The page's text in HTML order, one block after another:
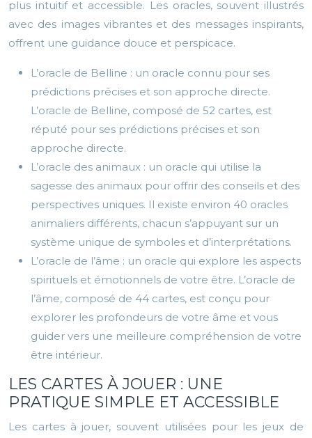
plus intuitif et accessible. Les oracles, souvent illustrés
avec des images vibrantes et des messages inspirants,
offrent une guidance douce et perspicace.
L’oracle de Belline : un oracle connu pour ses
prédictions précises et son approche directe.
L’oracle de Belline, composé de 52 cartes, est
réputé pour ses prédictions précises et son
approche directe.
L’oracle des animaux : un oracle qui utilise la
sagesse des animaux pour offrir des conseils et des
perspectives uniques. Il existe environ 40 oracles
animaliers différents, chacun s’appuyant sur un
système unique de symboles et d’interprétations.
L’oracle de l’âme : un oracle qui explore les aspects
spirituels et émotionnels de votre être. L’oracle de
l’âme, composé de 44 cartes, est conçu pour
explorer les profondeurs de votre âme et vous
guider vers une meilleure compréhension de votre
être intérieur.
LES CARTES À JOUER : UNE
PRATIQUE SIMPLE ET ACCESSIBLE
Les cartes à jouer, souvent utilisées pour les jeux de